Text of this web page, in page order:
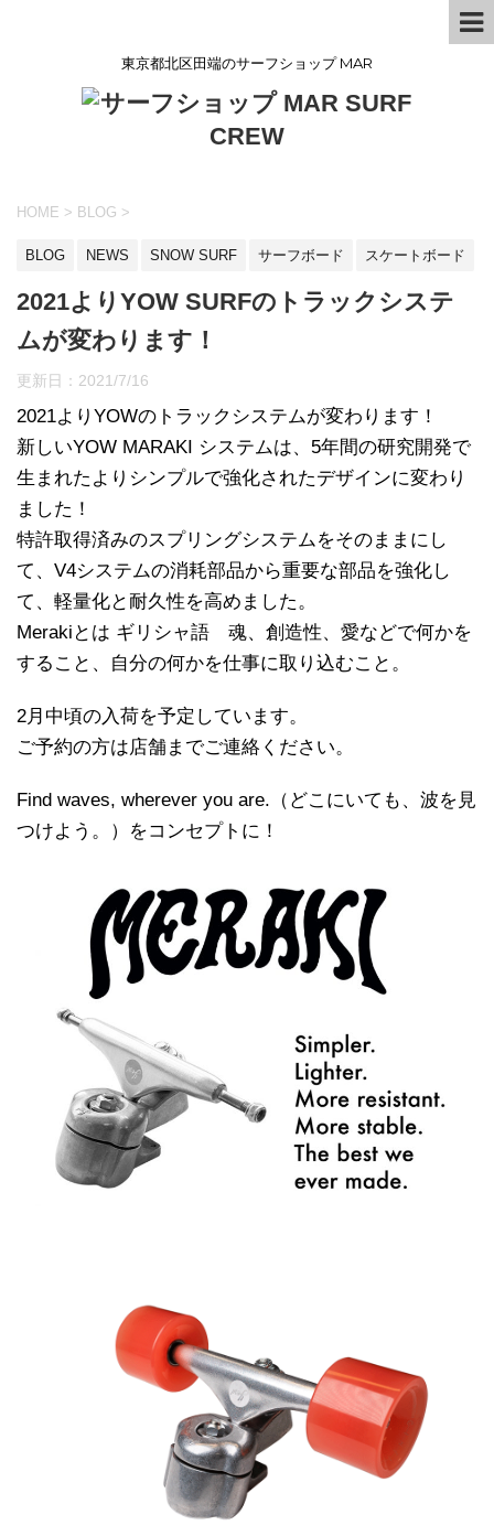
東京都北区田端のサーフショップ MAR
HOME > BLOG >
BLOG NEWS SNOW SURF サーフボード スケートボード
2021よりYOW SURFのトラックシステ
ムが変わります！
更新日： 2021/7/16
2021よりYOWのトラックシステムが変わります！
新しいYOW MARAKI システムは、5年間の研究開発で
生まれたよりシンプルで強化されたデザインに変わり
ました！
特許取得済みのスプリングシステムをそのままにし
て、V4システムの消耗部品から重要な部品を強化し
て、軽量化と耐久性を高めました。
Merakiとは ギリシャ語 魂、創造性、愛などで何かを
すること、自分の何かを仕事に取り込むこと。
2月中頃の入荷を予定しています。
ご予約の方は店舗までご連絡ください。
Find waves, wherever you are.（どこにいても、波を見
つけよう。）をコンセプトに！